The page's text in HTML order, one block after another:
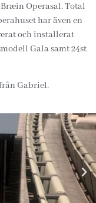
Operasal. Total
har även en
och installerat
Gala samt 24st
Gabriel.